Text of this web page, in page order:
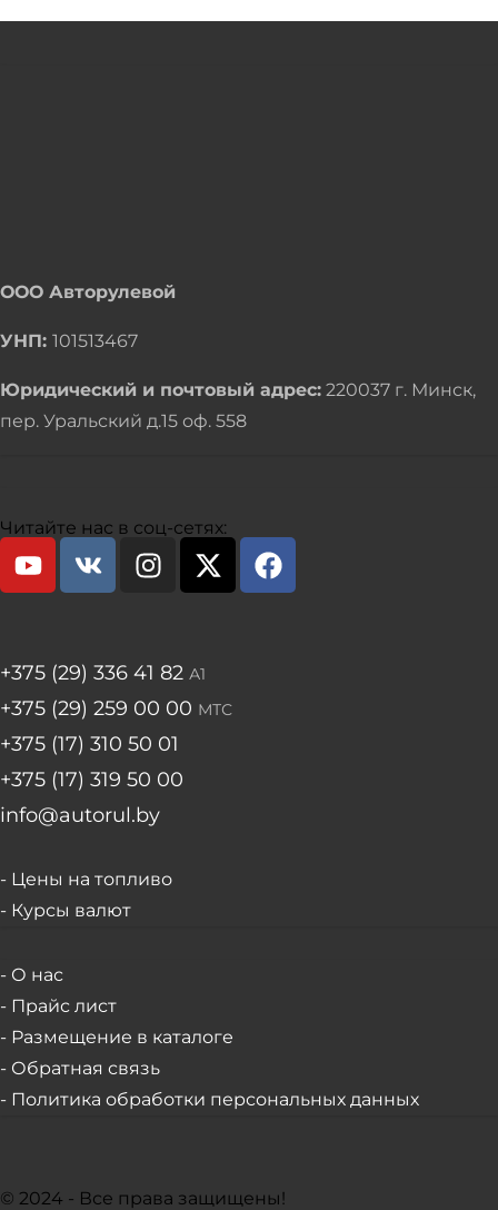
ООО Авторулевой
УНП: 101513467
Юридический и почтовый адрес: 220037 г. Минск,
пер. Уральский д.15 оф. 558
Читайте нас в соц-сетях:
+375 (29) 336 41 82 А1
+375 (29) 259 00 00 МТС
+375 (17) 310 50 01
+375 (17) 319 50 00
info@autorul.by
- Цены на топливо
- Курсы валют
- О нас
- Прайс лист
- Размещение в каталоге
- Обратная связь
- Политика обработки персональных данных
© 2024 - Все права защищены!